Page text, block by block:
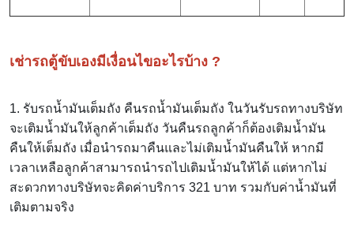
เช่ารถตู้ขับเองมีเงื่อนไขอะไรบ้าง ?
1. รับรถน้ำมันเต็มถัง คืนรถน้ำมันเต็มถัง ในวันรับรถทางบริษัท
จะเติมน้ำมันให้ลูกค้าเต็มถัง วันคืนรถลูกค้าก็ต้องเติมน้ำมัน
คืนให้เต็มถัง เมื่อนำรถมาคืนและไม่เติมน้ำมันคืนให้ หากมี
เวลาเหลือลูกค้าสามารถนำรถไปเติมน้ำมันให้ได้ แต่หากไม่
สะดวกทางบริษัทจะคิดค่าบริการ 321 บาท รวมกับค่าน้ำมันที่
เติมตามจริง